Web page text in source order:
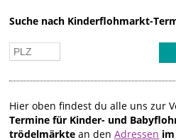
Suche nach Kinderflohmarkt-
Hier oben findest du alle uns zur
Termine für Kinder- und
trödelmärkte an denAdressen